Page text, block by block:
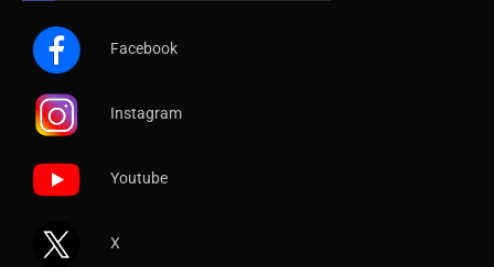
Facebook
Instagram
Youtube
X